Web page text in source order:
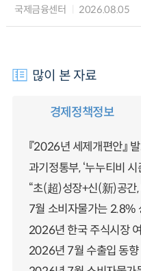
국제금융센터 2026.08.05
많이 본 자료
경제정책정보
『2026년 세제개편안』
과기정통부, ‘누누티비
“초(超)성장+신(新)공간,
7월 소비자물가는 2.8%
2026년 한국 주식시장
2026년 7월 수출입 동향